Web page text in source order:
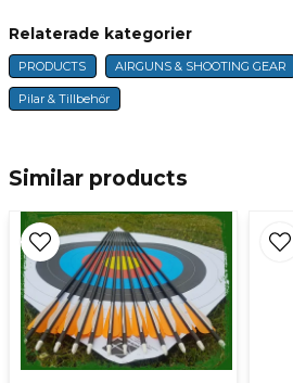
name
Name
Ja, ni får publicera min fråga
Bengt
2 years ago
Uppfyllde förväntningarna
Similar products
Relaterade kategorier
PRODUCTS AIRGUNS & SHOOTING GEAR
Pilar & Tillbehör